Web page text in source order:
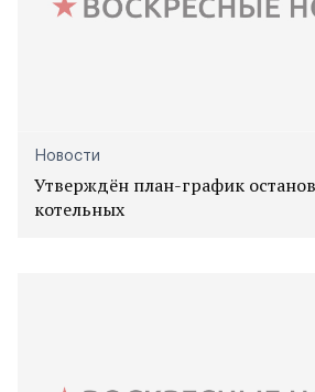
Новости
Утверждён план-график
котельных